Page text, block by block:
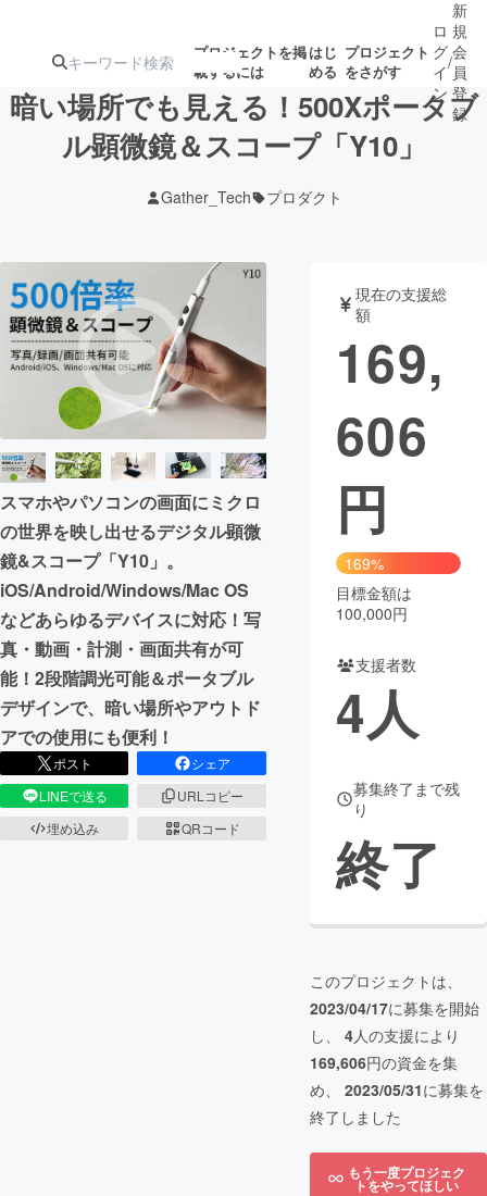
プロジェクトを掲
載するには
はじ
める
プロジェクト
をさがす
ジェクト
募集終了が近いプ
ロジェクト
アート・写真 音楽
テクノロジー・ガジェット ゲーム・サ
映像・映画
ビジネス・起業
まちづくり・地域活性化
CAMPFIRE for Social Good
CAMPFIRE Creation
CAMPFIREふるさと納税machi-ya コミュニティ
ロ
グ
イ
ン
/
新
規
会
員
登
録
暗い場所でも見える！500Xポータブ
ル顕微鏡＆スコープ「Y10」
Gather_Tech プロダクト
スマホやパソコンの画面にミクロ
の世界を映し出せるデジタル顕微
鏡&スコープ「Y10」。
iOS/Android/Windows/Mac OS
などあらゆるデバイスに対応！写
真・動画・計測・画面共有が可
能！2段階調光可能＆ポータブル
デザインで、暗い場所やアウトド
アでの使用にも便利！
ポスト
シェア
LINEで送る
URLコピー
埋め込み
QRコード
現在の支援総
額
169,
606
円
169%
目標金額は
100,000円
支援者数
4人
募集終了まで残
り
終了
このプロジェクトは、
2023/04/17に募集を開始
し、 4人の支援により
169,606円の資金を集
め、 2023/05/31に募集を
終了しました
もう一度プロジェク
トをやってほしい